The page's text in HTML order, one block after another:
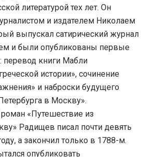
литературой тех лет. Он
и издателем Николаем
выпускал сатирический журнал
и были опубликованы первые
книги Мабли
истории», сочинение
и наброски будущего
в Москву».
«Путешествие из
Радищев писал почти девять
а закончил только в 1788-м.
опубликовать